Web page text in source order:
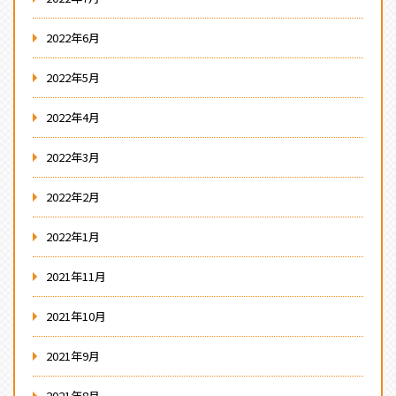
2022年6月
2022年5月
2022年4月
2022年3月
2022年2月
2022年1月
2021年11月
2021年10月
2021年9月